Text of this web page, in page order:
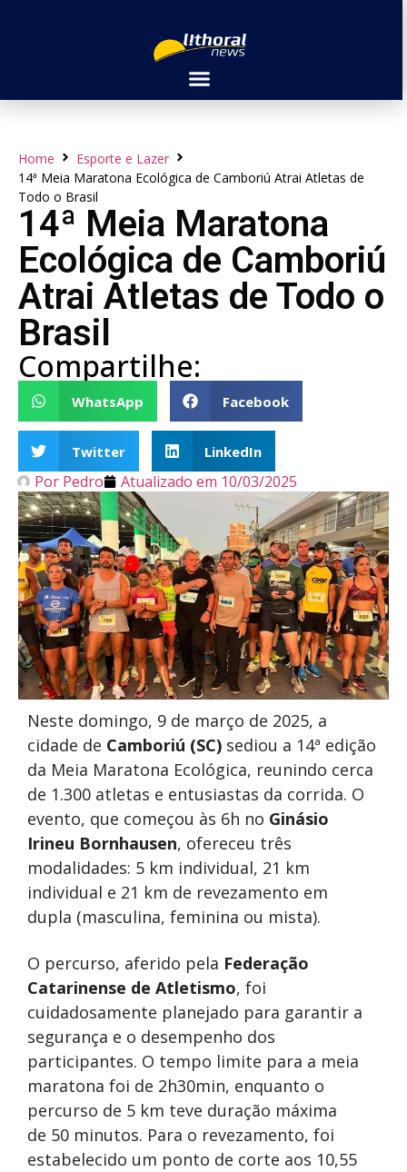
Home
Esporte e Lazer
14ª Meia Maratona Ecológica de Camboriú Atrai Atletas de
Todo o Brasil
14ª Meia Maratona
Ecológica de Camboriú
Atrai Atletas de Todo o
Brasil
Compartilhe:
WhatsApp Facebook
Twitter LinkedIn
Por Pedro Atualizado em 10/03/2025
Neste domingo, 9 de março de 2025, a
cidade de Camboriú (SC) sediou a 14ª edição
da Meia Maratona Ecológica, reunindo cerca
de 1.300 atletas e entusiastas da corrida. O
evento, que começou às 6h no Ginásio
Irineu Bornhausen, ofereceu três
modalidades: 5 km individual, 21 km
individual e 21 km de revezamento em
dupla (masculina, feminina ou mista).
O percurso, aferido pela Federação
Catarinense de Atletismo, foi
cuidadosamente planejado para garantir a
segurança e o desempenho dos
participantes. O tempo limite para a meia
maratona foi de 2h30min, enquanto o
percurso de 5 km teve duração máxima
de 50 minutos. Para o revezamento, foi
estabelecido um ponto de corte aos 10,55